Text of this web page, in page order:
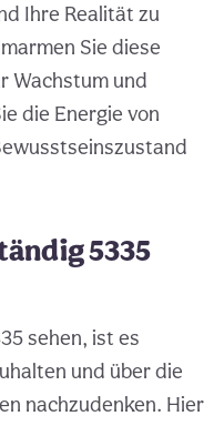
Ihre Realität zu
Sie diese
Wachstum und
die Energie von
5335
sehen, ist es
und über die
nachzudenken. Hier